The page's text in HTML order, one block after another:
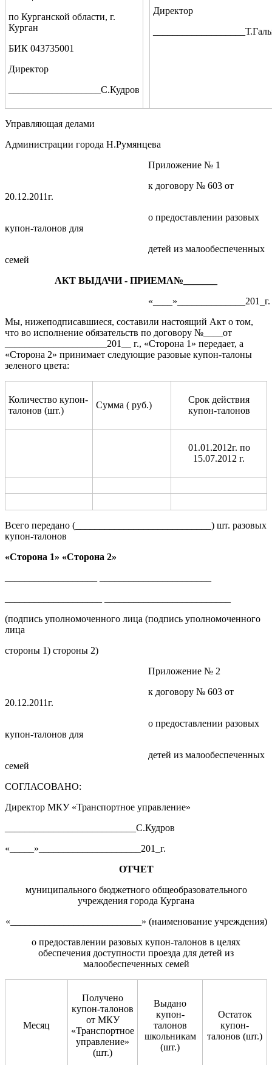
по Курганской области, г.
Курган
БИК 043735001
Директор
___________________С.Кудров
Директор
Управляющая делами
Администрации города Н.Румянцева
Приложение № 1
к договору № 603 от
20.12.2011г.
о предоставлении разовых
купон-талонов для
детей из малообеспеченных
семей
АКТ ВЫДАЧИ - ПРИЕМА№_______
«____»______________201_г.
Мы, нижеподписавшиеся, составили настоящий Акт о том,
что во исполнение обязательств по договору №____от
_____________________201__ г., «Сторона 1» передает, а
«Сторона 2» принимает следующие разовые купон-талоны
зеленого цвета:
Количество купон-
талонов (шт.)
Сумма ( руб.)
Срок действия
купон-талонов
01.01.2012г. по
15.07.2012 г.
Всего передано (____________________________) шт. разовых
купон-талонов
«Сторона 1» «Сторона 2»
(подпись уполномоченного лица (подпись уполномоченного
лица
стороны 1) стороны 2)
Приложение № 2
к договору № 603 от
20.12.2011г.
о предоставлении разовых
купон-талонов для
детей из малообеспеченных
семей
СОГЛАСОВАНО:
Директор МКУ «Транспортное управление»
___________________________С.Кудров
«_____»_____________________201_г.
ОТЧЕТ
муниципального бюджетного общеобразовательного
учреждения города Кургана
«___________________________» (наименование учреждения)
о предоставлении разовых купон-талонов в целях
обеспечения доступности проезда для детей из
малообеспеченных семей
Месяц
Получено
купон-талонов
от МКУ
«Транспортное
управление»
(шт.)
Выдано
купон-
талонов
школьникам
(шт.)
Остаток
купон-
талонов (шт.)